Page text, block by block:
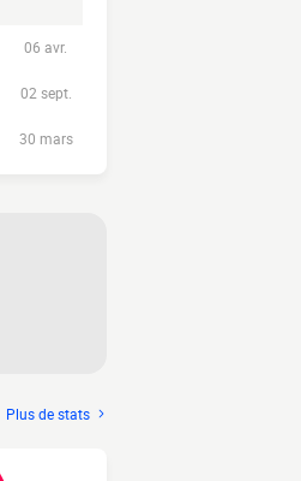
06 avr.
02 sept.
30 mars
Plus de stats